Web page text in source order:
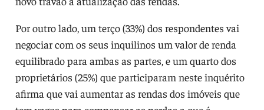
Por outro lado, um terço (33%) dos respondentes vai
negociar com os seus inquilinos um valor de renda
equilibrado para ambas as partes, e um quarto dos
proprietários (25%) que participaram neste inquérito
afirma que vai aumentar as rendas dos imóveis que